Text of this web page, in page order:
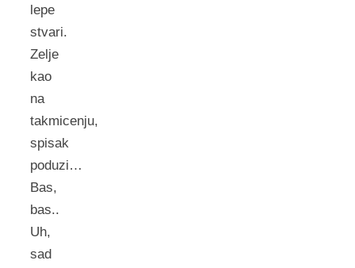
lepe
stvari.
Zelje
kao
na
takmicenju,
spisak
poduzi…
Bas,
bas..
Uh,
sad